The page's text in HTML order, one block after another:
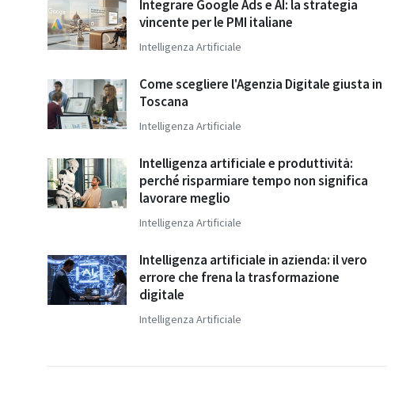
Integrare Google Ads e AI: la strategia
vincente per le PMI italiane
Intelligenza Artificiale
Come scegliere l'Agenzia Digitale giusta in
Toscana
Intelligenza Artificiale
Intelligenza artificiale e produttività:
perché risparmiare tempo non significa
lavorare meglio
Intelligenza Artificiale
Intelligenza artificiale in azienda: il vero
errore che frena la trasformazione
digitale
Intelligenza Artificiale